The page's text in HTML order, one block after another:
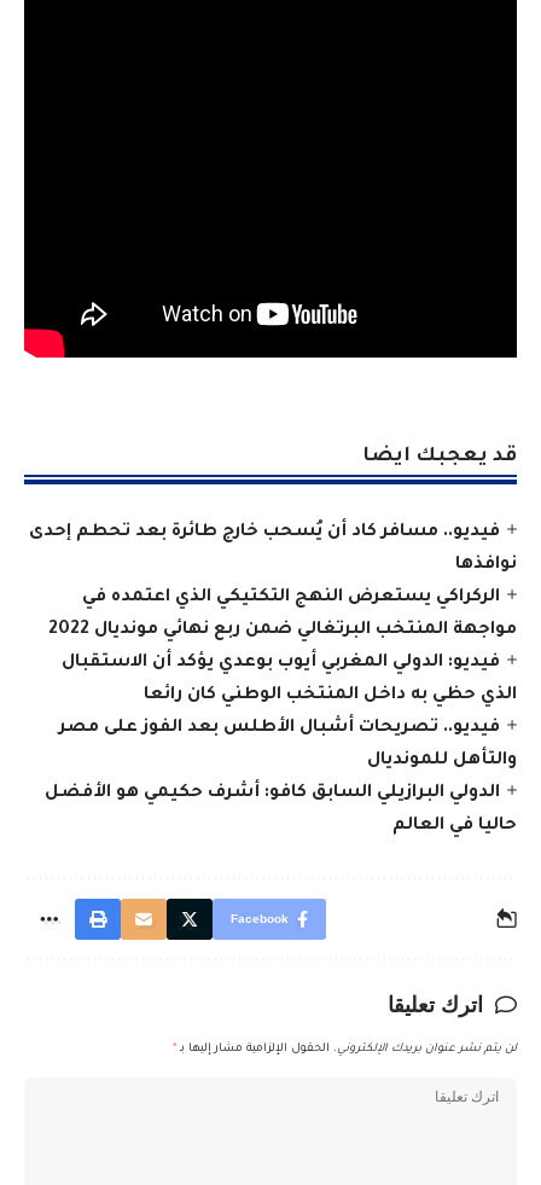
قد يعجبك ايضا
فيديو.. مسافر كاد أن يُسحب خارج طائرة بعد تحطم إحدى
نوافذها
الركراكي يستعرض النهج التكتيكي الذي اعتمده في
مواجهة المنتخب البرتغالي ضمن ربع نهائي مونديال 2022
فيديو: الدولي المغربي أيوب بوعدي يؤكد أن الاستقبال
الذي حظي به داخل المنتخب الوطني كان رائعا
فيديو.. تصريحات أشبال الأطلس بعد الفوز على مصر
والتأهل للمونديال
الدولي البرازيلي السابق كافو: أشرف حكيمي هو الأفضل
حاليا في العالم
Facebook
اترك تعليقا
لن يتم نشر عنوان بريدك الإلكتروني. الحقول الإلزامية مشار إليها بـ *